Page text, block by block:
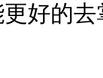
好的